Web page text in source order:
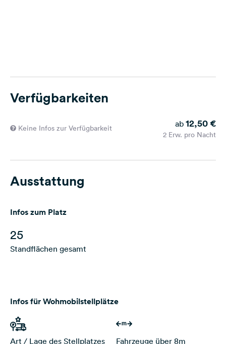
Verfügbarkeiten
Keine Infos zur Verfügbarkeit ab 12,50 €
2 Erw. pro Nacht
Ausstattung
Infos zum Platz
25
Standflächen gesamt
Infos für Wohmobilstellplätze
Art / Lage des Stellplatzes
Fahrzeuge über 8m